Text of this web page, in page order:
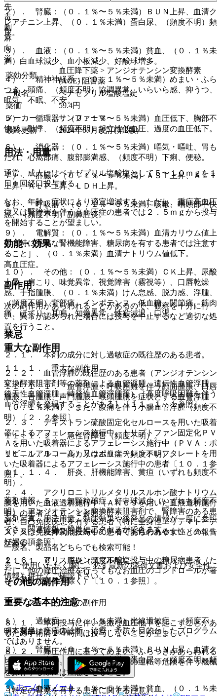
２）． 腎臓：（０．１％〜５％未満）ＢＵＮ上昇、血清ク
レアチニン上昇、（０．１％未満）蛋白尿、（頻度不明）頻
尿。
３）． 血液：（０．１％〜５％未満）貧血、（０．１％未
満）白血球減少、血小板減少、好酸球増多。
４）． 精神神経系：（０．１％〜５％未満）めまい・ふら
つき、頭痛、（頻度不明）協調異常、いらいら感、抑うつ、
眠気、不眠、不安。
５）． 循環器：（０．１％〜５％未満）血圧低下、胸部不
快感、動悸、（頻度不明）起立性低血圧、過度の血圧低下。
６）． 消化器：（０．１％〜５％未満）嘔気・嘔吐、胃も
たれ、心窩部痛、腹部膨満感、（頻度不明）下痢、便秘。
７）． 肝臓：（０．１％〜５％未満）ＡＳＴ上昇、ＡＬＴ
上昇、ＡＬＰ上昇、ＬＤＨ上昇。
８）． 呼吸器：（０．１％〜５％未満）咳嗽、咽頭部不快
感、（頻度不明）副鼻腔炎。
９）． 電解質：（０．１％〜５％未満）血清カリウム値上
昇［特に重篤な腎機能障害、糖尿病を有する患者では注意す
ること］、（０．１％未満）血清ナトリウム値低下。
１０）． その他：（０．１％〜５％未満）ＣＫ上昇、尿酸
上昇、肩こり、味覚異常、視覚障害（霧視等）、口唇乾燥
感、手指腫脹、（０．１％未満）けん怠感、脱力感、浮腫、
（頻度不明）背部痛、インポテンス、低血糖、関節痛、筋肉
痛、ほてり、耳鳴、知覚異常、性欲減退、口渇。
禁忌
２．１． 本剤の成分に対し過敏症の既往歴のある患者。
２．２． 血管浮腫の既往歴のある患者（アンジオテンシン
変換酵素阻害剤等の薬剤による血管浮腫、遺伝性血管浮腫、
後天性血管浮腫、特発性血管浮腫等）［高度呼吸困難を伴う
血管浮腫を発現することがある］〔１１．１．１参照〕。
２．３． デキストラン硫酸固定化セルロースを用いた吸着
器によるアフェレーシス施行中、トリプトファン固定化ＰＶ
Ａを用いた吸着器によるアフェレーシス施行中（ＰＶＡ：ポ
リビニルアルコール）又はポリエチレンテレフタレートを用
いた吸着器によるアフェレーシス施行中の患者〔１０．１参
照〕。
２．４． アクリロニトリルメタリルスルホン酸ナトリウム
膜を用いた血液透析施行中（ＡＮ６９を用いた血液透析施行
中）の患者〔１０．１参照〕。
２．５． 妊婦又は妊娠している可能性のある女性〔９．５
妊婦の項参照〕。
２．６． アリスキレンフマル酸塩投与中の糖尿病患者（た
だし、他の降圧治療を行ってもなお血圧のコントロールが著
しく不良の患者を除く）〔１０．１参照〕。
重要な基本的注意
８．１． 本剤投与に伴い急激な血圧低下を起こすことがあ
るため手術前２４時間は投与しないことが望ましい。
８．２． 降圧作用に基づくめまい、ふらつきがあらわれる
ことがあるので、高所作業、自動車の運転等危険を伴う機械
を操作する際には注意させること。
（特定の背景を有する患者に関する注意）
先
毒
劇
麻
向
覚
薬効分類
血圧降下薬 > アンジオテンシン変換酵素
(ACE) 阻害薬
一般名
ベナゼプリル塩酸塩錠
薬価
59.4円
メーカー
サンファーマ
最終更新
2024年07月改訂(第2版)
用法・用量
通常、成人にはベナゼプリル塩酸塩として５〜１０ｍｇを１
日１回経口投与する。
なお、年齢、症状により適宜増減する。ただし、重症高血圧
症又は腎障害を伴う高血圧症の患者では２．５ｍｇから投与
を開始することが望ましい。
効能・効果
高血圧症。
副作用
次の副作用があらわれることがあるので、観察を十分に行
い、異常が認められた場合には投与を中止するなど適切な処
置を行うこと。
重大な副作用
１１．１． 重大な副作用
１１．１．１． 血管浮腫：呼吸困難を伴う顔面腫脹、口唇
腫脹、舌腫脹、声門腫脹、喉頭腫脹を症状とする血管浮腫
（０．１％未満）、また、腹痛を伴う小腸血管浮腫（頻度不
明）〔２．２参照〕。
１１．１．２． 急性腎障害（頻度不明）。
１１．１．３． 高カリウム血症（頻度不明）。
１１．１．４． 肝炎、肝機能障害、黄疸（いずれも頻度不
明）。
１１．１．５． 無顆粒球症、好中球減少（いずれも頻度不
明）：アンジオテンシン変換酵素阻害剤で、腎障害のある患
者、自己免疫疾患を有する患者（特に全身性エリテマトーデ
ス）又は免疫抑制剤投与中の患者であらわれやすいとの報告
がある。
１１．１．６． 膵炎（頻度不明）。
その他の副作用
１１．２． その他の副作用
１）． 過敏症：（０．１％未満）光線過敏症、（頻度不
明）発疹、そう痒。
２）． 腎臓：（０．１％〜５％未満）ＢＵＮ上昇、血清ク
レアチニン上昇、（０．１％未満）蛋白尿、（頻度不明）頻
尿。
３）． 血液：（０．１％〜５％未満）貧血、（０．１％未
薬剤情報
薬剤写真、用法用量、効能効果や後発品の情報が一度に参照
でき、関連情報へ簡単にアクセスができます。
一般名、製品名どちらでも検索可能！
※ ご使用いただく際に、必ず最新の添付文書および安全性
情報も併せてご確認下さい。
※本製品は疾病の診断・治療・予防を目的としたプログラム
ではありません。
ホーム
ノート